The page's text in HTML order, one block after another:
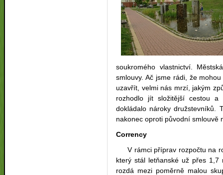
soukromého vlastnictví.
smlouvy. Ač jsme rádi, že
uzavřít, velmi nás mrzí, jakým
rozhodlo jít složitější cestou a
dokládalo nároky družstevníků.
nakonec oproti původní smlouvě
Corrency
V rámci příprav rozpočtu na
který stál letňanské už přes 1,7
rozdá mezi poměrně malou